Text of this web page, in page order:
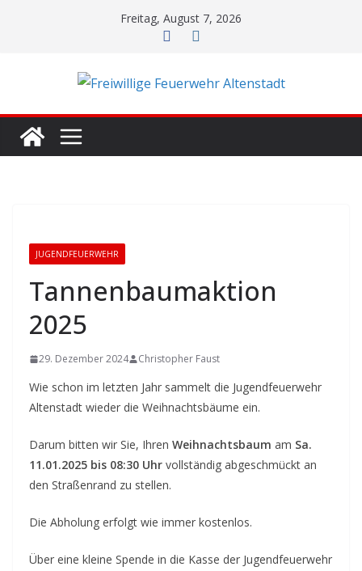
Freitag, August 7, 2026
JUGENDFEUERWEHR
Tannenbaumaktion
2025
29. Dezember 2024 Christopher Faust
Wie schon im letzten Jahr sammelt die Jugendfeuerwehr
Altenstadt wieder die Weihnachtsbäume ein.
Darum bitten wir Sie, Ihren Weihnachtsbaum am Sa.
11.01.2025 bis 08:30 Uhr vollständig abgeschmückt an
den Straßenrand zu stellen.
Die Abholung erfolgt wie immer kostenlos.
Über eine kleine Spende in die Kasse der Jugendfeuerwehr